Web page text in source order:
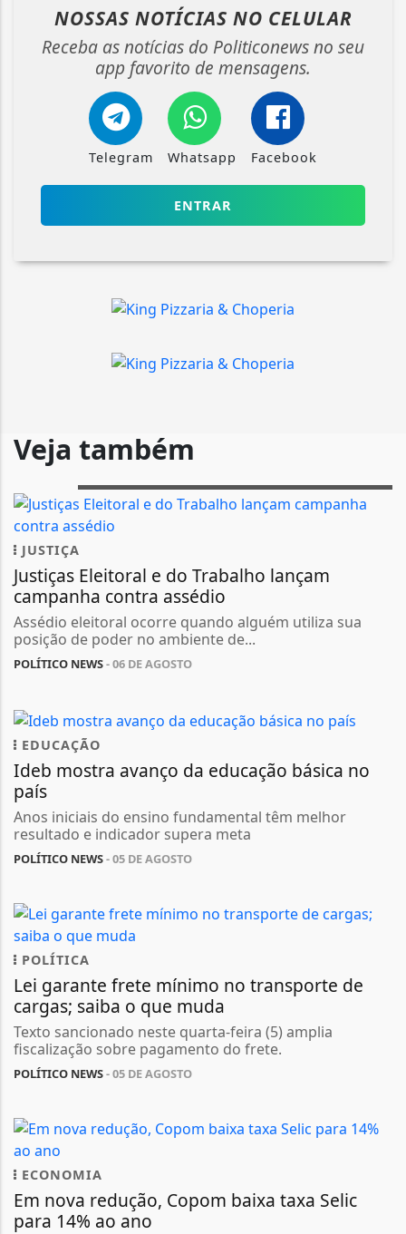
NOSSAS NOTÍCIAS NO CELULAR
Receba as notícias do Politiconews no seu
app favorito de mensagens.
Telegram Whatsapp Facebook
ENTRAR
Veja também
JUSTIÇA
Justiças Eleitoral e do Trabalho lançam
campanha contra assédio
Assédio eleitoral ocorre quando alguém utiliza sua
posição de poder no ambiente de...
POLÍTICO NEWS- 06 DE AGOSTO
EDUCAÇÃO
Ideb mostra avanço da educação básica no
país
Anos iniciais do ensino fundamental têm melhor
resultado e indicador supera meta
POLÍTICO NEWS- 05 DE AGOSTO
POLÍTICA
Lei garante frete mínimo no transporte de
cargas; saiba o que muda
Texto sancionado neste quarta-feira (5) amplia
fiscalização sobre pagamento do frete.
POLÍTICO NEWS- 05 DE AGOSTO
ECONOMIA
Em nova redução, Copom baixa taxa Selic
para 14% ao ano